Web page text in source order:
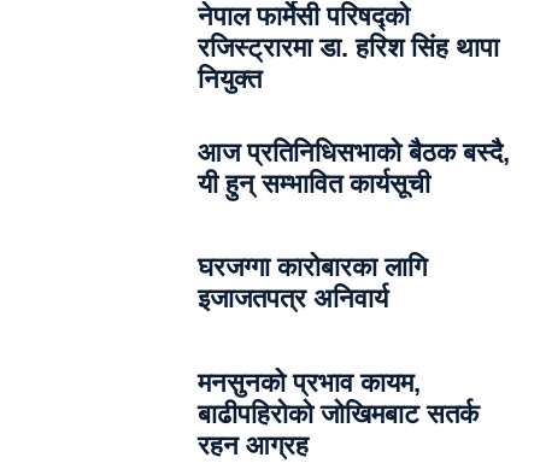
नेपाल फार्मेसी परिषद्को
रजिस्ट्रारमा डा. हरिश सिंह थापा
नियुक्त
आज प्रतिनिधिसभाको बैठक बस्दै,
यी हुन् सम्भावित कार्यसूची
घरजग्गा कारोबारका लागि
इजाजतपत्र अनिवार्य
मनसुनको प्रभाव कायम,
बाढीपहिरोको जोखिमबाट सतर्क
रहन आग्रह